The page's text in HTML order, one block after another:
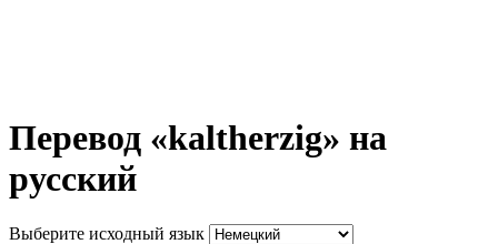
Перевод «kaltherzig» на
русский
Выберите исходный язык